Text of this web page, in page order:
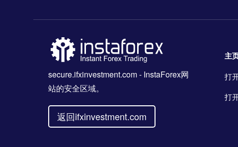
secure.ifxinvestment.com- InstaForex网
站的安全区域。
返回ifxinvestment.com
主
打
打